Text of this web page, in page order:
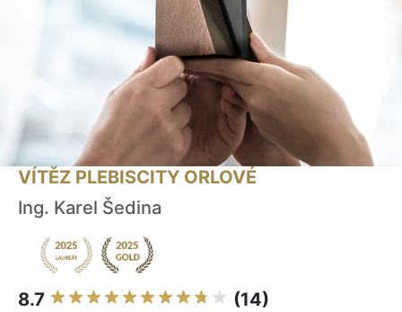
VÍTĚZ PLEBISCITY ORLOVÉ
Ing. Karel Šedina
8.7 (14)